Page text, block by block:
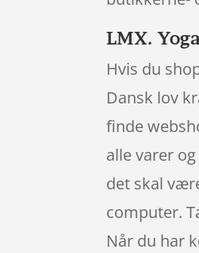
LMX.
Hvis du
Dansk lov
finde
alle varer
det skal
computer.
Når du har